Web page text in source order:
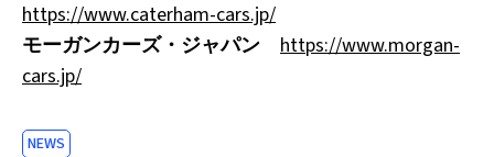
https://www.caterham-cars.jp/
モーガンカーズ・ジャパン
https://www.morgan-
cars.jp/
NEWS